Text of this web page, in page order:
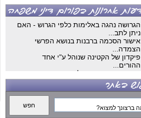
הגרושה נהגה באלימות כלפי הגרוש - האם
ניתן לתב...
אישור הסכמה ברבנות בנושא הפרשי
הצמדה...
פיקדון של הקטינה שנוהל ע"י אחד
ההורים...
גירושים מנישואים שלא התקיימו בארץ...
ויכוחים כלכלים...
עבודות קלדנות מהבית ...
עבודה...
דרושים...
קלדנות...